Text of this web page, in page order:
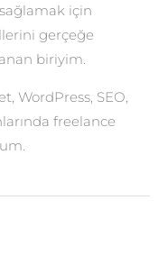
için
gerçeğe
biriyim.
WordPress, SEO,
freelance